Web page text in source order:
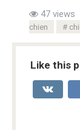
47 views
chien
Like this